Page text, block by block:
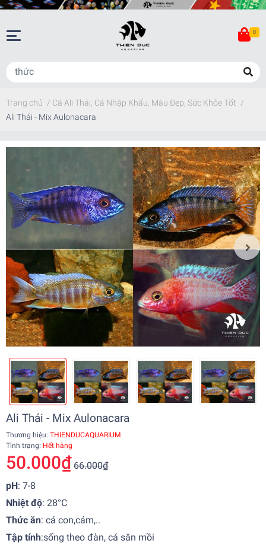
0
Trang chủ / Cá Ali Thái, Cá Nhập Khẩu, Màu Đẹp, Sức Khỏe Tốt /
Ali Thái - Mix Aulonacara
Ali Thái - Mix Aulonacara
Thương hiệu: THIENDUCAQUARIUM
Tình trạng: Hết hàng
50.000₫ 66.000₫
pH: 7-8
Nhiệt độ: 28°C
Thức ăn: cá con,cám,..
Tập tính:sống theo đàn, cá săn mồi